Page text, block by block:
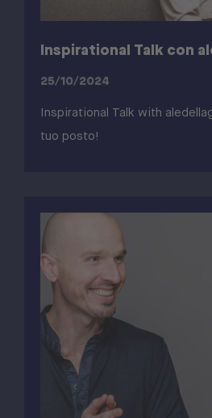
Inspirational Talk con
25/10/2024
Inspirational Talk with
tuo posto!